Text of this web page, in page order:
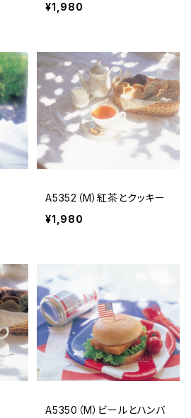
¥1,980
A5352（M）紅茶とクッキー
¥1,980
A5350（M）ビールとハンバ